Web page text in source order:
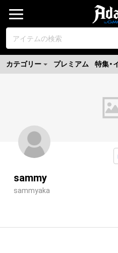
カテゴリー プレミアム 特集・
sammy
sammyaka